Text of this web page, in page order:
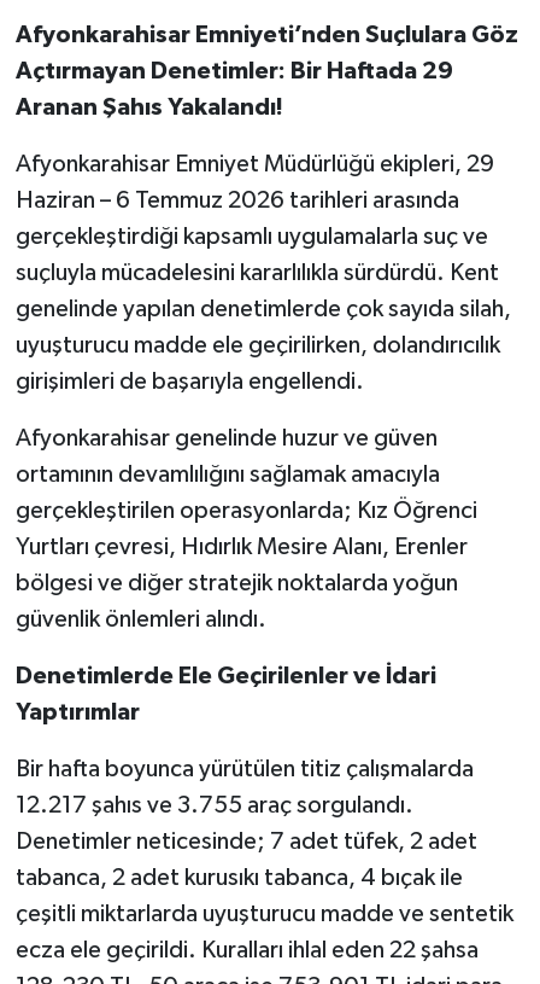
Afyonkarahisar Emniyeti’nden Suçlulara Göz
Açtırmayan Denetimler: Bir Haftada 29
Aranan Şahıs Yakalandı!
Afyonkarahisar Emniyet Müdürlüğü ekipleri, 29
Haziran – 6 Temmuz 2026 tarihleri arasında
gerçekleştirdiği kapsamlı uygulamalarla suç ve
suçluyla mücadelesini kararlılıkla sürdürdü. Kent
genelinde yapılan denetimlerde çok sayıda silah,
uyuşturucu madde ele geçirilirken, dolandırıcılık
girişimleri de başarıyla engellendi.
Afyonkarahisar genelinde huzur ve güven
ortamının devamlılığını sağlamak amacıyla
gerçekleştirilen operasyonlarda; Kız Öğrenci
Yurtları çevresi, Hıdırlık Mesire Alanı, Erenler
bölgesi ve diğer stratejik noktalarda yoğun
güvenlik önlemleri alındı.
Denetimlerde Ele Geçirilenler ve İdari
Yaptırımlar
Bir hafta boyunca yürütülen titiz çalışmalarda
12.217 şahıs ve 3.755 araç sorgulandı.
Denetimler neticesinde; 7 adet tüfek, 2 adet
tabanca, 2 adet kurusıkı tabanca, 4 bıçak ile
çeşitli miktarlarda uyuşturucu madde ve sentetik
ecza ele geçirildi. Kuralları ihlal eden 22 şahsa